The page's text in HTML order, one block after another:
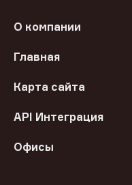
О компании
Главная
Карта сайта
API Интеграция
Офисы